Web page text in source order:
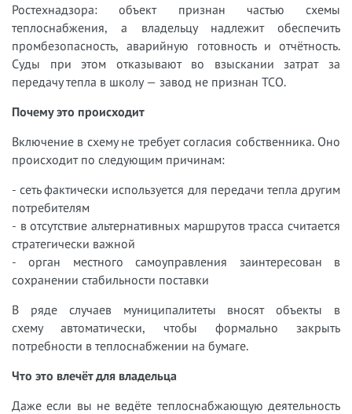
Ростехнадзора: объект признан частью схемы
теплоснабжения, а владельцу надлежит обеспечить
промбезопасность, аварийную готовность и отчётность.
Суды при этом отказывают во взыскании затрат за
передачу тепла в школу — завод не признан ТСО.
Почему это происходит
Включение в схему не требует согласия собственника. Оно
происходит по следующим причинам:
- сеть фактически используется для передачи тепла другим
потребителям
- в отсутствие альтернативных маршрутов трасса считается
стратегически важной
- орган местного самоуправления заинтересован в
сохранении стабильности поставки
В ряде случаев муниципалитеты вносят объекты в
схему автоматически, чтобы формально закрыть
потребности в теплоснабжении на бумаге.
Что это влечёт для владельца
Даже если вы не ведёте теплоснабжающую деятельность